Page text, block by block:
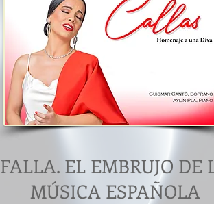
FALLA. EL EMBRUJO DE
MÚSICA ESPAÑOLA